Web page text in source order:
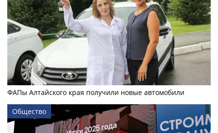
ФАПы Алтайского края получили новые автомобили
Общество